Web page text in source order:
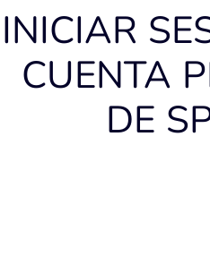
INICIAR
CUENTA
DE